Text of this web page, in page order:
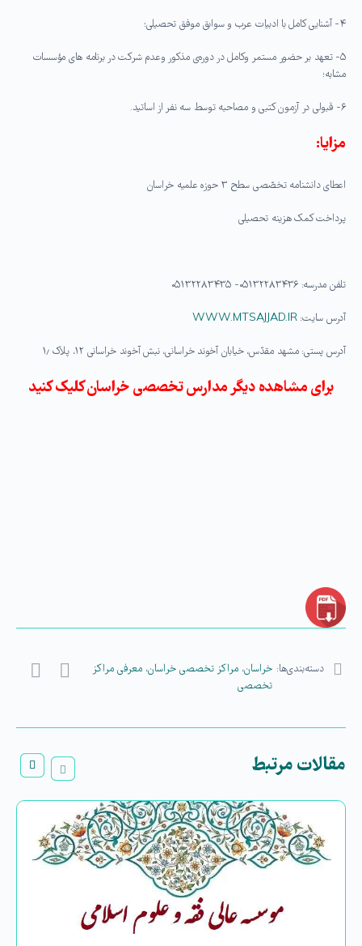
۴- آشنایی کامل با ادبیات عرب و سوابق موفق تحصیلی؛
۵- تعهد بر حضور مستمر وکامل در دوره‌ی مذکور وعدم شرکت در برنامه های مؤسسات
مشابه؛
۶- قبولی در آزمون کتبی و مصاحبه توسط سه نفر از اساتید.
مزایا:
اعطای دانشنامه تخصّصی سطح ۳ حوزه علمیه خراسان
پرداخت کمک هزینه تحصیلی
تلفن مدرسه: ۰۵۱۳۲۲۸۳۴۳۶- ۰۵۱۳۲۲۸۳۴۳۵
آدرس سایت:WWW.MTSAJJAD.IR
آدرس پستی: مشهد مقدّس، خیابان آخوند خراسانی، نبش آخوند خراسانی ۱۲، پلاک ۱٫
برای مشاهده دیگر مدارس تخصصی خراسان کلیک کنید
دسته‌بندی‌ها: خراسان، مراکز تخصصی خراسان، معرفی مراکز
تخصصی
مقالات مرتبط